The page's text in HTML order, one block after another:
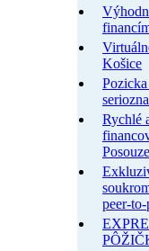
Košice
Rychlé
peer-